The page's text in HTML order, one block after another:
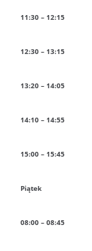
11:30 – 12:15
12:30 – 13:15
13:20 – 14:05
14:10 – 14:55
15:00 – 15:45
Piątek
08:00 – 08:45